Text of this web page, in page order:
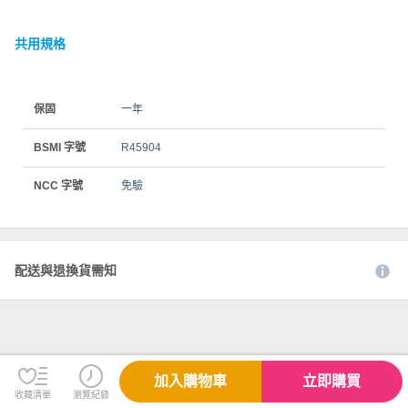
共用規格
保固 一年
BSMI 字號 R45904
NCC 字號 免驗
配送與退換貨需知
收藏清單 瀏覽紀錄
加入購物車 立即購買